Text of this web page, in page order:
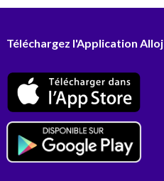
Téléchargez l'Application Alloj